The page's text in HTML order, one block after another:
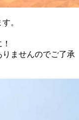
。
ませんのでご了承